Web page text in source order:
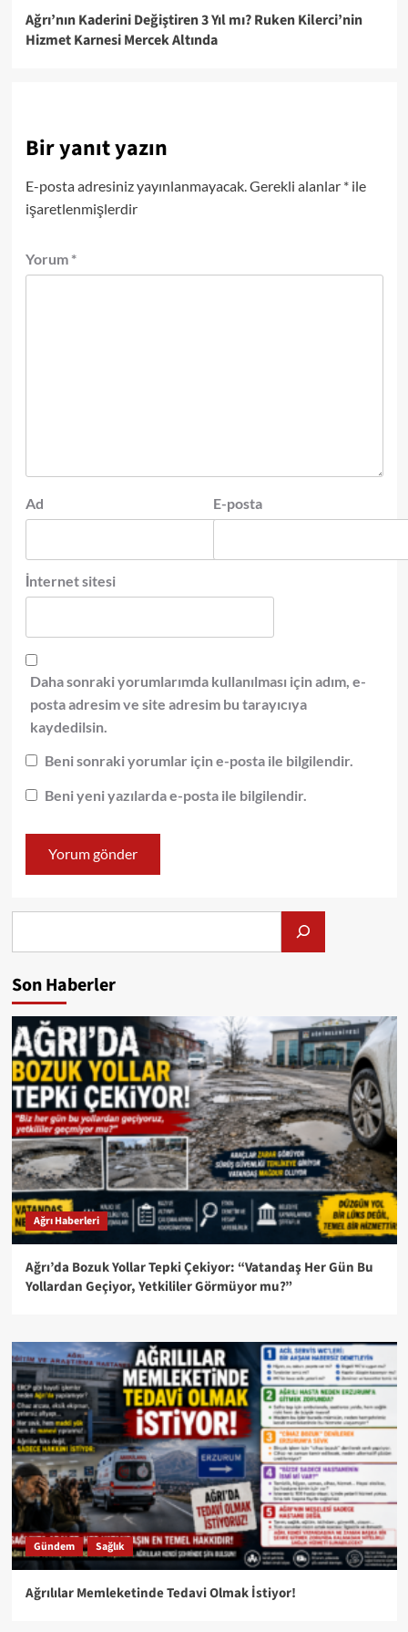
Ağrı’nın Kaderini Değiştiren 3 Yıl mı? Ruken Kilerci’nin
Hizmet Karnesi Mercek Altında
Bir yanıt yazın
E-posta adresiniz yayınlanmayacak.Gerekli alanlar *ile
işaretlenmişlerdir
Yorum *
Ad E-posta
İnternet sitesi
Daha sonraki yorumlarımda kullanılması için adım, e-
posta adresim ve site adresim bu tarayıcıya
kaydedilsin.
Beni sonraki yorumlar için e-posta ile bilgilendir.
Beni yeni yazılarda e-posta ile bilgilendir.
Son Haberler
Ağrı Haberleri
Ağrı’da Bozuk Yollar Tepki Çekiyor: “Vatandaş Her Gün Bu
Yollardan Geçiyor, Yetkililer Görmüyor mu?”
Gündem Sağlık
Ağrılılar Memleketinde Tedavi Olmak İstiyor!